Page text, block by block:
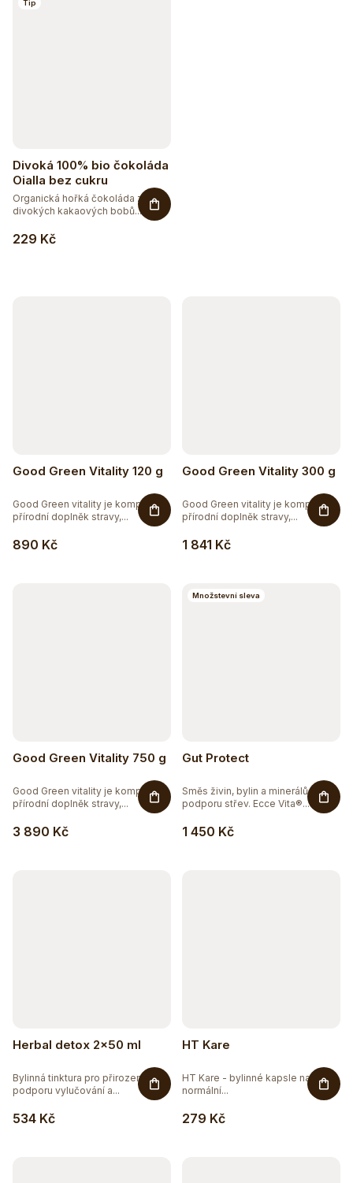
Tip
Divoká 100% bio čokoláda
Oialla bez cukru
229 Kč
Organická hořká čokoláda z
divokých kakaových bobů...
Sleva až 20 %
Good Green Vitality 120 g
890 Kč
Good Green vitality je komplexní
přírodní doplněk stravy,...
Good Green Vitality 300 g
1 841 Kč
Good Green vitality je komplexní
přírodní doplněk stravy,...
Good Green Vitality 750 g
3 890 Kč
Good Green vitality je komplexní
přírodní doplněk stravy,...
Množstevní sleva
Gut Protect
1 450 Kč
Směs živin, bylin a minerálů pro
podporu střev. Ecce Vita®...
Herbal detox 2x50 ml
534 Kč
Bylinná tinktura pro přirozenou
podporu vylučování a...
HT Kare
279 Kč
HT Kare - bylinné kapsle na
normální...